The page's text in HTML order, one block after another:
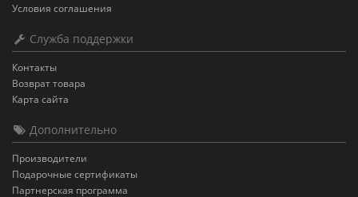
Условия соглашения
Служба поддержки
Контакты
Возврат товара
Карта сайта
Дополнительно
Производители
Подарочные сертификаты
Партнерская программа